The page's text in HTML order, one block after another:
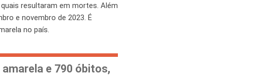
resultaram em mortes. Além
e novembro de 2023. É
no país.
e 790 óbitos,